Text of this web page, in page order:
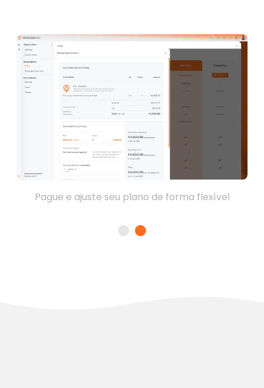
Pague e ajuste seu plano de forma flexível